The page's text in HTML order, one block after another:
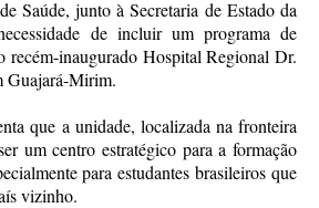
Saúde, junto à Secretaria de Estado da
de incluir um programa de
recém-inaugurado Hospital Regional Dr.
Guajará-Mirim.
que a unidade, localizada na fronteira
um centro estratégico para a formação
para estudantes brasileiros que
vizinho.